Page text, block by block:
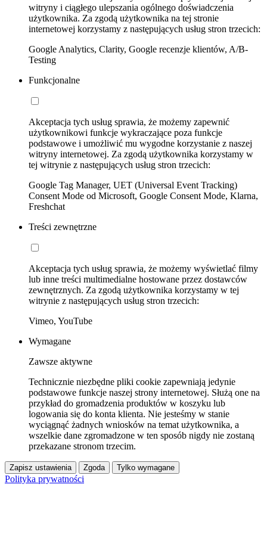
witryny i ciągłego ulepszania ogólnego doświadczenia
użytkownika. Za zgodą użytkownika na tej stronie
internetowej korzystamy z następujących usług stron trzecich:
Google Analytics, Clarity, Google recenzje klientów, A/B-
Testing
Funkcjonalne
Akceptacja tych usług sprawia, że możemy zapewnić
użytkownikowi funkcje wykraczające poza funkcje
podstawowe i umożliwić mu wygodne korzystanie z naszej
witryny internetowej. Za zgodą użytkownika korzystamy w
tej witrynie z następujących usług stron trzecich:
Google Tag Manager, UET (Universal Event Tracking)
Consent Mode od Microsoft, Google Consent Mode, Klarna,
Freshchat
Treści zewnętrzne
Akceptacja tych usług sprawia, że możemy wyświetlać filmy
lub inne treści multimedialne hostowane przez dostawców
zewnętrznych. Za zgodą użytkownika korzystamy w tej
witrynie z następujących usług stron trzecich:
Vimeo, YouTube
Wymagane
Zawsze aktywne
Technicznie niezbędne pliki cookie zapewniają jedynie
podstawowe funkcje naszej strony internetowej. Służą one na
przykład do gromadzenia produktów w koszyku lub
logowania się do konta klienta. Nie jesteśmy w stanie
wyciągnąć żadnych wniosków na temat użytkownika, a
wszelkie dane zgromadzone w ten sposób nigdy nie zostaną
przekazane stronom trzecim.
Zapisz ustawienia Zgoda Tylko wymagane
Polityka prywatności